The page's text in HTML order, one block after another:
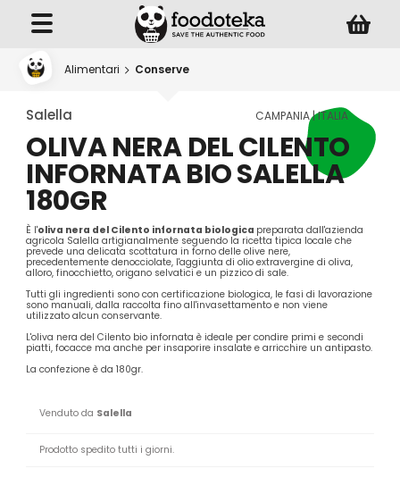
Alimentari Conserve
Salella CAMPANIA | ITALIA
OLIVA NERA DEL CILENTO
INFORNATA BIO SALELLA
180GR
È l'oliva nera del Cilento infornata biologica preparata dall'azienda
agricola Salella artigianalmente seguendo la ricetta tipica locale che
prevede una delicata scottatura in forno delle olive nere,
precedentemente denocciolate, l'aggiunta di olio extravergine di oliva,
alloro, finocchietto, origano selvatici e un pizzico di sale.
Tutti gli ingredienti sono con certificazione biologica, le fasi di lavorazione
sono manuali, dalla raccolta fino all'invasettamento e non viene
utilizzato alcun conservante.
L'oliva nera del Cilento bio infornata è ideale per condire primi e secondi
piatti, focacce ma anche per insaporire insalate e arricchire un antipasto.
La confezione è da 180gr.
Venduto da Salella
Prodotto spedito tutti i giorni.